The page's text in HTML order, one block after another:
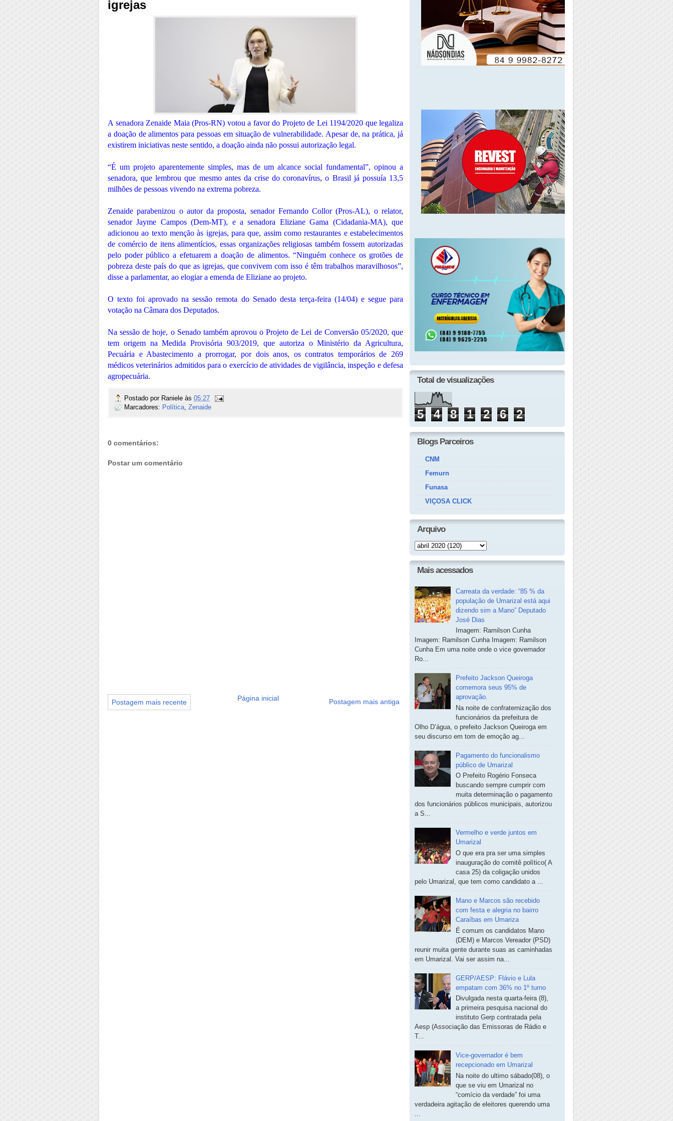
igrejas
A senadora Zenaide Maia (Pros-RN) votou a favor do Projeto de Lei 1194/2020 que legaliza
a doação de alimentos para pessoas em situação de vulnerabilidade. Apesar de, na prática, já
existirem iniciativas neste sentido, a doação ainda não possui autorização legal.
“É um projeto aparentemente simples, mas de um alcance social fundamental”, opinou a
senadora, que lembrou que mesmo antes da crise do coronavírus, o Brasil já possuía 13,5
milhões de pessoas vivendo na extrema pobreza.
Zenaide parabenizou o autor da proposta, senador Fernando Collor (Pros-AL), o relator,
senador Jayme Campos (Dem-MT), e a senadora Eliziane Gama (Cidadania-MA), que
adicionou ao texto menção às igrejas, para que, assim como restaurantes e estabelecimentos
de comércio de itens alimentícios, essas organizações religiosas também fossem autorizadas
pelo poder público a efetuarem a doação de alimentos. “Ninguém conhece os grotões de
pobreza deste país do que as igrejas, que convivem com isso é têm trabalhos maravilhosos”,
disse a parlamentar, ao elogiar a emenda de Eliziane ao projeto.
O texto foi aprovado na sessão remota do Senado desta terça-feira (14/04) e segue para
votação na Câmara dos Deputados.
Na sessão de hoje, o Senado também aprovou o Projeto de Lei de Conversão 05/2020, que
tem origem na Medida Provisória 903/2019, que autoriza o Ministério da Agricultura,
Pecuária e Abastecimento a prorrogar, por dois anos, os contratos temporários de 269
médicos veterinários admitidos para o exercício de atividades de vigilância, inspeção e defesa
agropecuária.
Postado por Raniele às 05:27
Marcadores: Política Zenaide
0 comentários:
Postar um comentário
Postagem mais recente Postagem mais antiga
Página inicial
Total de visualizações
5 4 8 1 2 6 2
Blogs Parceiros
CNM
Femurn
Funasa
VIÇOSA CLICK
Arquivo
Mais acessados
Carreata da verdade: “85 % da
população de Umarizal está aqui
dizendo sim a Mano” Deputado
José Dias
Imagem: Ramilson Cunha
Imagem: Ramilson Cunha Imagem: Ramilson
Cunha Em uma noite onde o vice governador
Ro...
Prefeito Jackson Queiroga
comemora seus 95% de
aprovação.
Na noite de confraternização dos
funcionários da prefeitura de
Olho D’água, o prefeito Jackson Queiroga em
seu discurso em tom de emoção ag...
Pagamento do funcionalismo
público de Umarizal
O Prefeito Rogério Fonseca
buscando sempre cumprir com
muita determinação o pagamento
dos funcionários públicos municipais, autorizou
a S...
Vermelho e verde juntos em
Umarizal
O que era pra ser uma simples
inauguração do comitê político( A
casa 25) da coligação unidos
pelo Umarizal, que tem como candidato a ...
Mano e Marcos são recebido
com festa e alegria no bairro
Caraíbas em Umariza
É comum os candidatos Mano
(DEM) e Marcos Vereador (PSD)
reunir muita gente durante suas as caminhadas
em Umarizal. Vai ser assim na...
GERP/AESP: Flávio e Lula
empatam com 36% no 1º turno
Divulgada nesta quarta-feira (8),
a primeira pesquisa nacional do
instituto Gerp contratada pela
Aesp (Associação das Emissoras de Rádio e
T...
Vice-governador é bem
recepcionado em Umarizal
Na noite do ultimo sábado(08), o
que se viu em Umarizal no
“comício da verdade” foi uma
verdadeira agitação de eleitores querendo uma